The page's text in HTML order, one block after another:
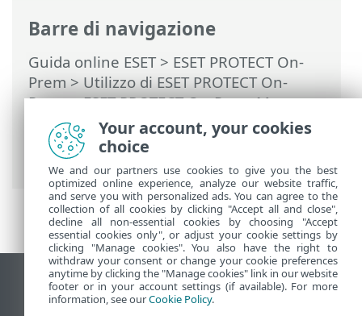
Barre di navigazione
Guida online ESET> ESET PROTECT On-
Prem > Utilizzo di ESET PROTECT On-
Prem>ESET PROTECT On-Prem Menu
principale >Altro>Modelli gruppo
dinamico
> Come automatizzare ESET
PROTECT On-Prem
Visualizza sito desktop
End of Life
Your account, your cookies
choice
We and our partners use cookies to give you the best
optimized online experience, analyze our website traffic,
and serve you with personalized ads. You can agree to the
collection of all cookies by clicking "Accept all and close",
decline all non-essential cookies by choosing "Accept
essential cookies only", or adjust your cookie settings by
clicking "Manage cookies". You also have the right to
withdraw your consent or change your cookie preferences
anytime by clicking the "Manage cookies" link in our website
footer or in your account settings (if available). For more
information, see ourCookie Policy.